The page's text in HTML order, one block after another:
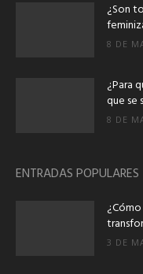
¿Son
8 DE
¿Para
que se
8 DE
ENTRADAS POPULARES
3 DE